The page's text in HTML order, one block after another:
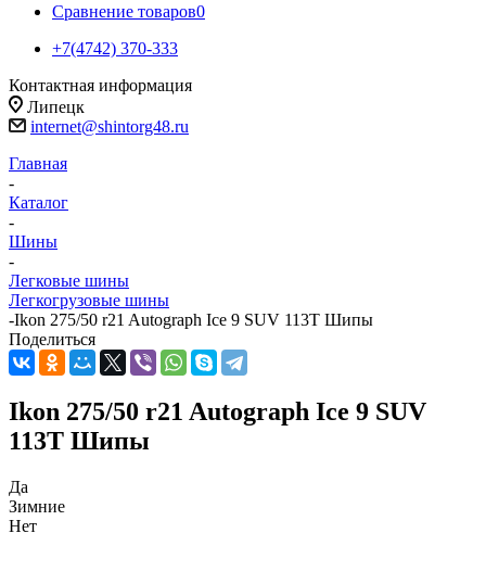
Сравнение товаров0
+7(4742) 370-333
Контактная информация
Липецк
internet@shintorg48.ru
Главная
-
Каталог
-
Шины
-
Легковые шины
Легкогрузовые шины
-Ikon 275/50 r21 Autograph Ice 9 SUV 113T Шипы
Поделиться
Ikon 275/50 r21 Autograph Ice 9 SUV
113T Шипы
Да
Зимние
Нет